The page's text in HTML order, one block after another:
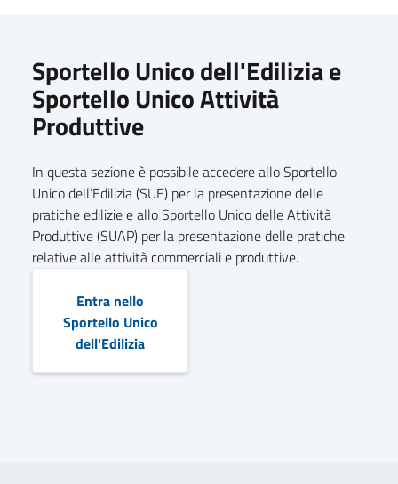
Sportello Unico dell'Edilizia e
Sportello Unico Attività
Produttive
In questa sezione è possibile accedere allo Sportello
Unico dell’Edilizia (SUE) per la presentazione delle
pratiche edilizie e allo Sportello Unico delle Attività
Produttive (SUAP) per la presentazione delle pratiche
relative alle attività commerciali e produttive.
Entra nello
Sportello Unico
dell'Edilizia